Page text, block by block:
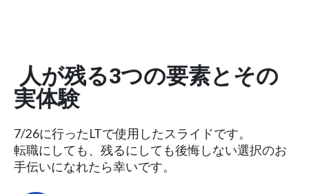
人が残る3つの要素とその
実体験
7/26に行ったLTで使用したスライドです。
転職にしても、残るにしても後悔しない選択のお
手伝いになれたら幸いです。